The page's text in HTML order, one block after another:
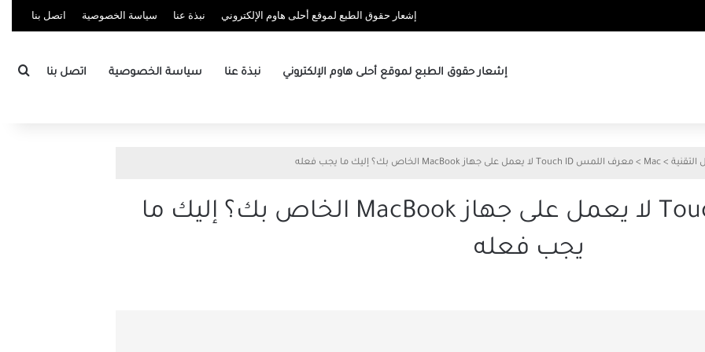
إشعار حقوق الطبع لموقع أحلى هاوم الإلكتروني نبذة عنا سياسة الخصوصية اتصل بنا
إشعار حقوق الطبع لموقع أحلى هاوم الإلكتروني نبذة عنا سياسة الخصوصية اتصل بنا
التقنية >
Mac
> معرف اللمس Touch ID لا يعمل على جهاز MacBook الخاص بك؟ إليك ما يجب فعله
معرف اللمس Touch ID لا يعمل على جهاز MacBook الخاص بك؟ إليك ما
يجب فعله